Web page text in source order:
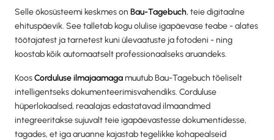
Selle ökosüsteemi keskmes on Bau-Tagebuch, teie digitaalne
ehituspäevik. See talletab kogu olulise igapäevase teabe - alates
töötajatest ja tarnetest kuni ülevaatuste ja fotodeni - ning
koostab kõik automaatselt professionaalseks aruandeks.
KoosCorduluse ilmajaamagamuutub Bau-Tagebuch tõeliselt
intelligentseks dokumenteerimisvahendiks. Corduluse
hüperlokaalsed, reaalajas edastatavad ilmaandmed
integreeritakse sujuvalt teie igapäevastesse dokumentidesse,
tagades, et iga aruanne kajastab tegelikke kohapealseid